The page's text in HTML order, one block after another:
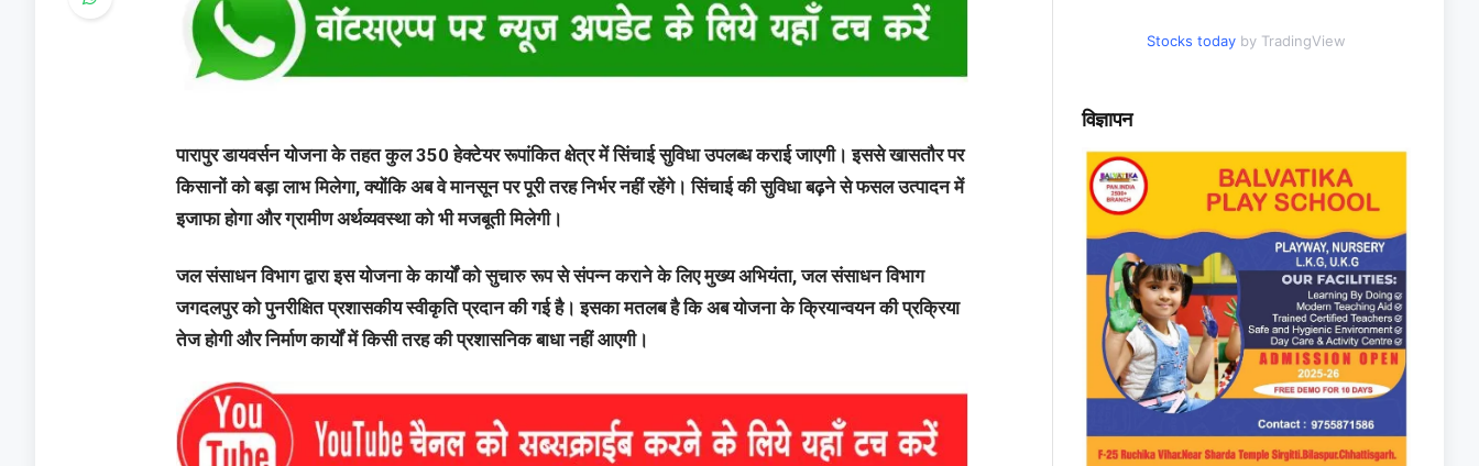
पारापुर डायवर्सन योजना के तहत कुल 350 हेक्टेयर रूपांकित क्षेत्र में सिंचाई सुविधा उपलब्ध कराई जाएगी। इससे खासतौर पर
किसानों को बड़ा लाभ मिलेगा, क्योंकि अब वे मानसून पर पूरी तरह निर्भर नहीं रहेंगे। सिंचाई की सुविधा बढ़ने से फसल उत्पादन में
इजाफा होगा और ग्रामीण अर्थव्यवस्था को भी मजबूती मिलेगी।
जल संसाधन विभाग द्वारा इस योजना के कार्यों को सुचारु रूप से संपन्न कराने के लिए मुख्य अभियंता, जल संसाधन विभाग
जगदलपुर को पुनरीक्षित प्रशासकीय स्वीकृति प्रदान की गई है। इसका मतलब है कि अब योजना के क्रियान्वयन की प्रक्रिया
तेज होगी और निर्माण कार्यों में किसी तरह की प्रशासनिक बाधा नहीं आएगी।
Stocks today by TradingView
विज्ञापन